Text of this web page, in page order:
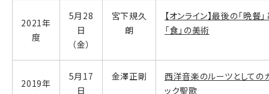
2021年
度
5月28
日
（金）
宮下規久
朗
【オンライン】最後の「晩餐」
「食」の美術
2019年
5月17
日
金澤正剛
西洋音楽のルーツとしての
ック聖歌